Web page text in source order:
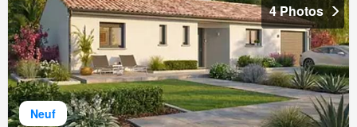
Neuf
4 Photos